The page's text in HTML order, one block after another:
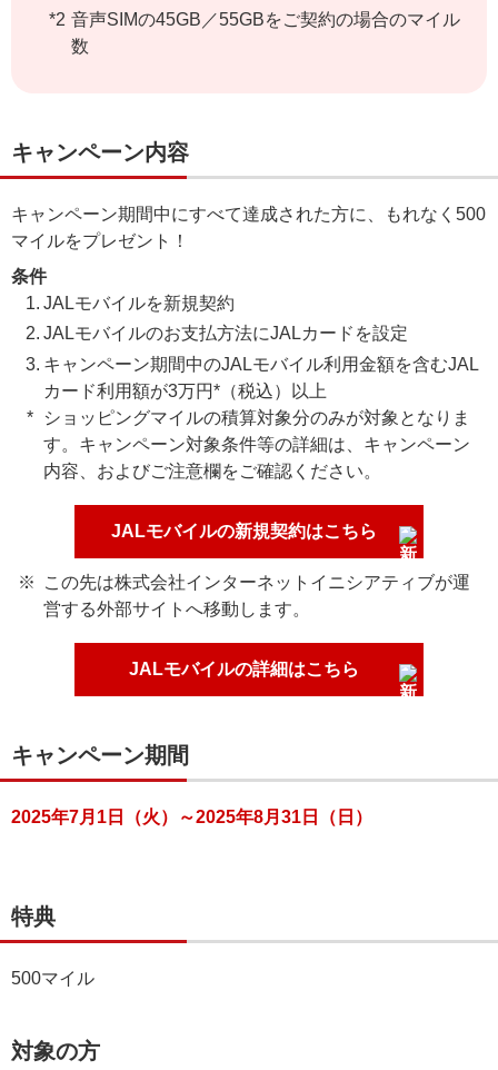
音声SIMの45GB／55GBをご契約の場合のマイル
数
キャンペーン内容
キャンペーン期間中にすべて達成された方に、もれなく500
マイルをプレゼント！
条件
JALモバイルを新規契約
JALモバイルのお支払方法にJALカードを設定
キャンペーン期間中のJALモバイル利用金額を含むJAL
カード利用額が3万円*（税込）以上
ショッピングマイルの積算対象分のみが対象となりま
す。キャンペーン対象条件等の詳細は、キャンペーン
内容、およびご注意欄をご確認ください。
JALモバイルの新規契約はこちら
この先は株式会社インターネットイニシアティブが運
営する外部サイトへ移動します。
JALモバイルの詳細はこちら
キャンペーン期間
2025年7月1日（火）～2025年8月31日（日）
特典
500マイル
対象の方